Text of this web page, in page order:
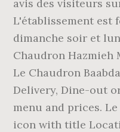
avis des visiteurs
L'établissement est
dimanche soir et
Chaudron Hazmieh
Le Chaudron
Delivery, Dine-out
menu and prices.
icon with title